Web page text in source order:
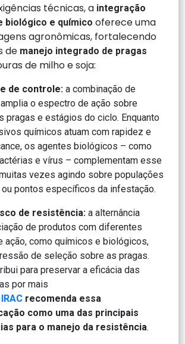
técnicas, a integração
biológico e químico oferece uma
agronômicas, fortalecendo
de manejo integrado de pragas
de milho e soja:
de controle: a combinação de
o espectro de ação sobre
pragas e estágios do ciclo. Enquanto
químicos atuam com rapidez e
os agentes biológicos – como
e vírus – complementam esse
vezes agindo sobre populações
pontos específicos da infestação.
de resistência: a alternância
de produtos com diferentes
ação, como químicos e biológicos,
de seleção sobre as pragas.
para preservar a eficácia das
por mais
IRAC recomenda essa
como uma das principais
para o manejo da resistência.